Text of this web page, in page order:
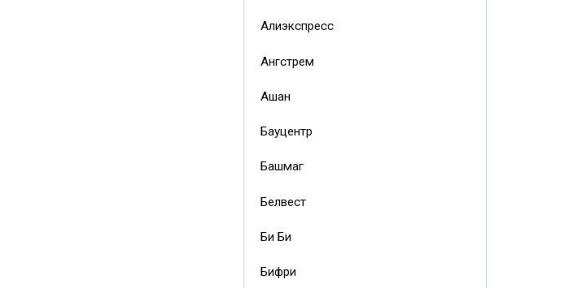
Алиэкспресс
Ангстрем
Ашан
Бауцентр
Башмаг
Белвест
Би Би
Бифри